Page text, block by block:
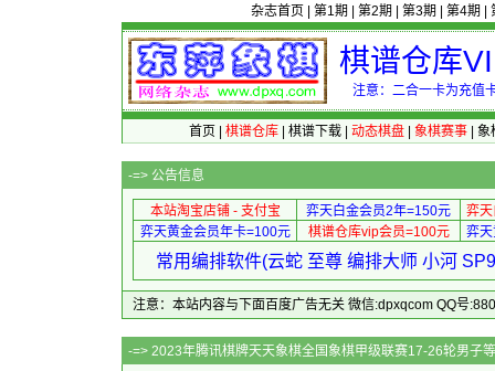
杂志首页 第1期 第2期 第3期 第4期
棋谱仓库
注意：二合一卡为充值
首页 棋谱仓库| 棋谱下载| 动态棋盘| 象棋赛事| 象
-=> 公告信息
本站淘宝店铺 - 支付宝 弈天白金会员2年=150元
弈
弈天黄金会员年卡=100元
棋谱仓库vip会员=100元 弈
常用编排软件(云蛇 至尊 编排大师 小河
注意：本站内容与下面百度广告无关 微信:dpxqcom QQ号
-=> 2023年腾讯棋牌天天象棋全国象棋甲级